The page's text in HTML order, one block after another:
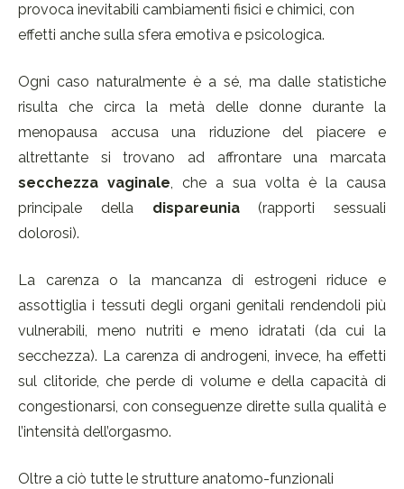
provoca inevitabili cambiamenti fisici e chimici, con
effetti anche sulla sfera emotiva e psicologica.
Ogni caso naturalmente è a sé, ma dalle statistiche
risulta che circa la metà delle donne durante la
menopausa accusa una riduzione del piacere e
altrettante si trovano ad affrontare una marcata
secchezza vaginale, che a sua volta è la causa
principale della dispareunia(rapporti sessuali
dolorosi).
La carenza o la mancanza di estrogeni riduce e
assottiglia i tessuti degli organi genitali rendendoli più
vulnerabili, meno nutriti e meno idratati (da cui la
secchezza). La carenza di androgeni, invece, ha effetti
sul clitoride, che perde di volume e della capacità di
congestionarsi, con conseguenze dirette sulla qualità e
l’intensità dell’orgasmo.
Oltre a ciò tutte le strutture anatomo-funzionali